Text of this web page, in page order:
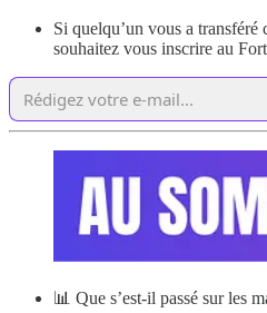
Si quelqu’un vous a transféré
souhaitez vous inscrire au
📊 Que s’est-il passé sur les